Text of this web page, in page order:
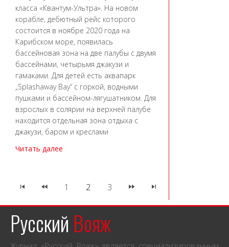
класса «Квантум-Ультра». На новом
корабле, дебютный рейс которого
состоится в ноябре 2020 года на
Карибском море, появилась
бассейновая зона на две палубы с двумя
бассейнами, четырьмя джакузи и
гамаками. Для детей есть аквапарк
„Splashaway Bay“ с горкой, водными
пушками и бассейном-лягушатником. Для
взрослых в солярии на верхней палубе
находится отдельная зона отдыха с
джакузи, баром и креслами
Читать далее
1 2 3
Русский Вояж